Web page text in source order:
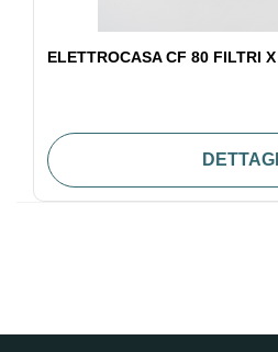
ELETTROCASA CF 80 FILTRI